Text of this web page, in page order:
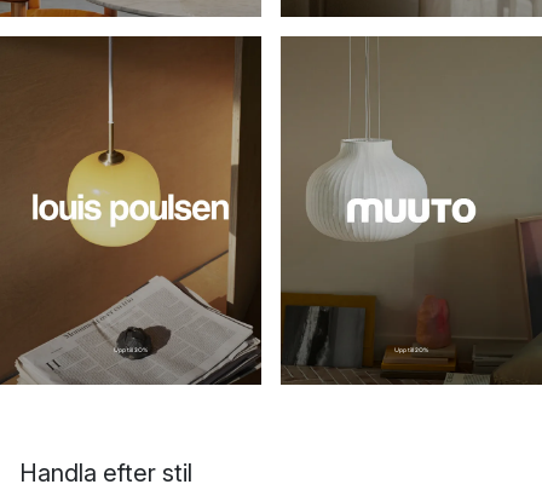
Upp till 30% Upp till20%
Handla efter stil